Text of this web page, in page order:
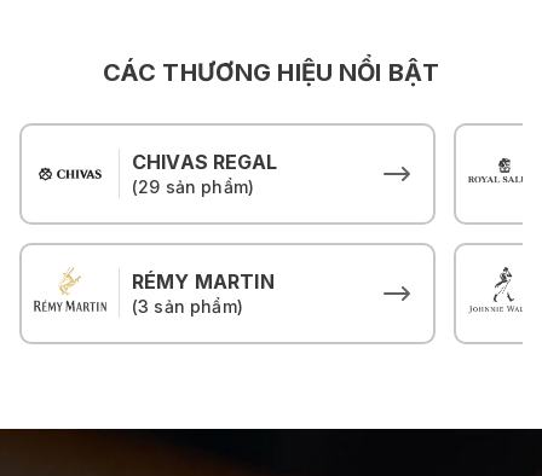
CÁC THƯƠNG HIỆU NỔI BẬT
CHIVAS REGAL
(29 sản phẩm)
RÉMY MARTIN
(3 sản phẩm)